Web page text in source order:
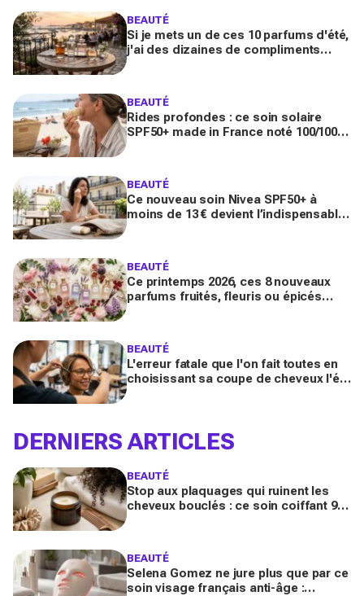
BEAUTÉ
Si je mets un de ces 10 parfums d'été,
j'ai des dizaines de compliments
BEAUTÉ
Rides profondes : ce soin solaire
SPF50+ made in France noté 100/100
BEAUTÉ
Ce nouveau soin Nivea SPF50+ à
moins de 13 € devient l’indispensable
BEAUTÉ
Ce printemps 2026, ces 8 nouveaux
parfums fruités, fleuris ou épicés
BEAUTÉ
L'erreur fatale que l'on fait toutes en
choisissant sa coupe de cheveux l'été
DERNIERS ARTICLES
BEAUTÉ
Stop aux plaquages qui ruinent les
cheveux bouclés : ce soin coiffant 98
BEAUTÉ
Selena Gomez ne jure plus que par ce
soin visage français anti-âge :